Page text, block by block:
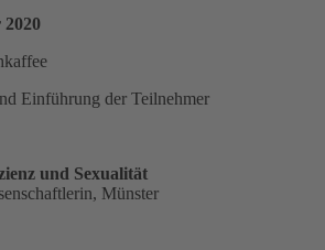
2020
Einführung der Teilnehmer
und Sexualität
Münster